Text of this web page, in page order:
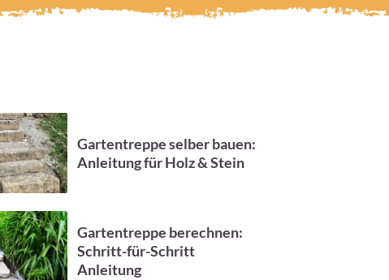
Gartentreppe selber bauen:
Anleitung für Holz & Stein
Gartentreppe berechnen:
Schritt-für-Schritt
Anleitung